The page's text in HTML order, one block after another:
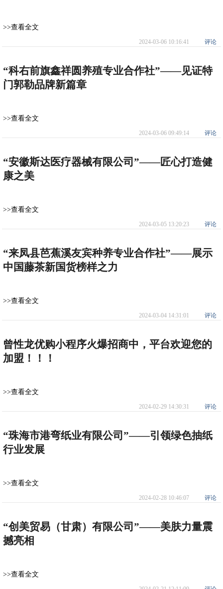
>>查看全文
2024-03-06 10:16:41 评论
“科右前旗鑫祥圆养殖专业合作社”——见证特
门郭勒品牌新篇章
>>查看全文
2024-03-06 09:49:14 评论
“安徽斯达医疗器械有限公司”——匠心打造健
康之美
>>查看全文
2024-03-05 13:20:23 评论
“来凤县芭蕉溪友宾种养专业合作社”——展示
中国藤茶新国货榜样之力
>>查看全文
2024-03-04 14:31:01 评论
曾性龙优购小程序火爆招商中，平台欢迎您的
加盟！！！
>>查看全文
2024-02-29 14:30:31 评论
“珠海市港弯纸业有限公司”——引领绿色抽纸
行业发展
>>查看全文
2024-02-28 10:46:07 评论
“创美贸易（甘肃）有限公司”——美肤力量震
撼亮相
>>查看全文